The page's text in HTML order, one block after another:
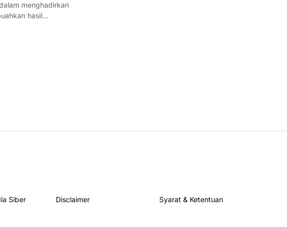
menghadirkan
hasil
jasa, proyek
Siber Disclaimer Syarat & Ketentuan